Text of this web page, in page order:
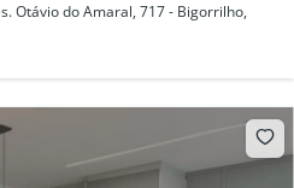
Otávio do Amaral, 717 - Bigorrilho,